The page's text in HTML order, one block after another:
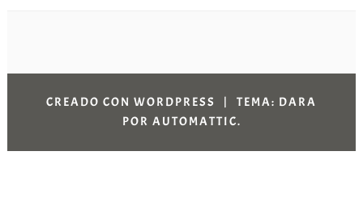
CREADO CON WORDPRESS |
TEMA: DARA
POR AUTOMATTIC.